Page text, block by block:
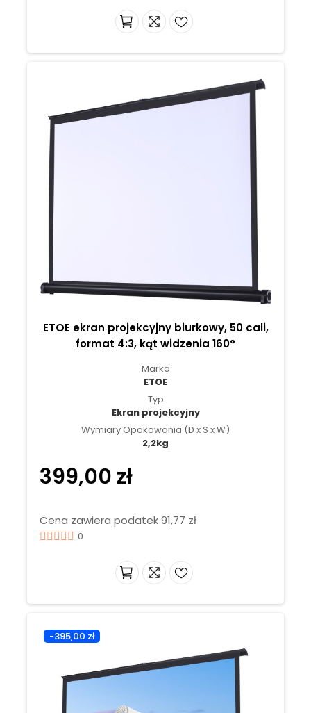
ETOE ekran projekcyjny biurkowy, 50 cali,
format 4:3, kąt widzenia 160°
Marka
ETOE
Typ
Ekran projekcyjny
Wymiary Opakowania (D x S x W)
2,2kg
399,00 zł
Cena zawiera podatek 91,77 zł
0
-395,00 zł